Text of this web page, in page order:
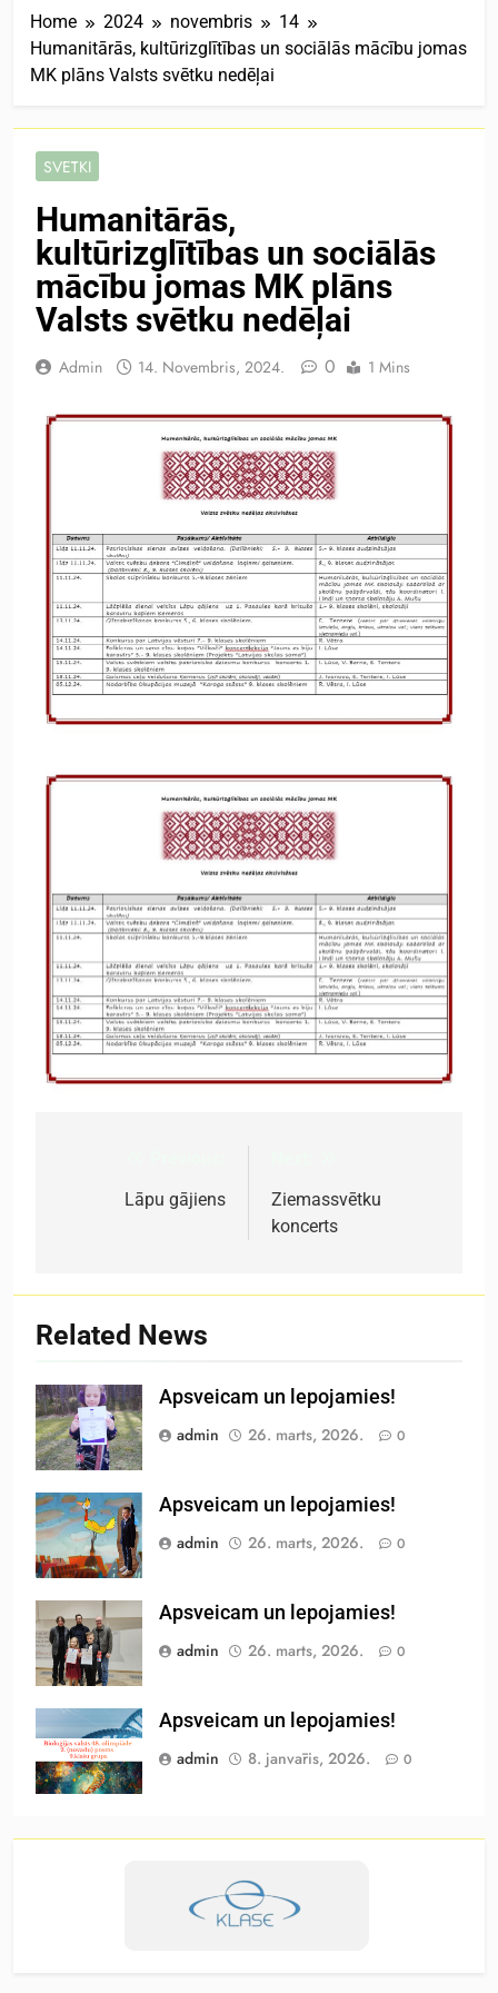
Home 2024 novembris
14
Humanitārās, kultūrizglītības un sociālās mācību jomas
MK plāns Valsts svētku nedēļai
SVĒTKI
Humanitārās,
kultūrizglītības un sociālās
mācību jomas MK plāns
Valsts svētku nedēļai
Admin 14. Novembris, 2024. 0 1 Mins
izvēlneLāpu gājiens
Ziemassvētku
koncerts
Related News
Apsveicam un lepojamies!
admin
26. marts, 2026. 0
Apsveicam un lepojamies!
admin
26. marts, 2026. 0
Apsveicam un lepojamies!
admin
26. marts, 2026. 0
Apsveicam un lepojamies!
admin
8. janvāris, 2026. 0